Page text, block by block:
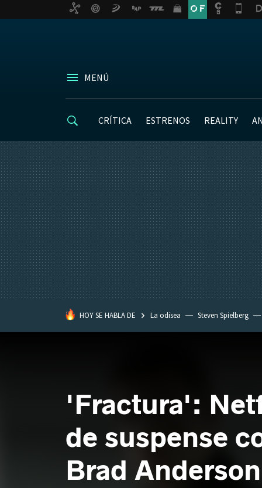
MENÚ
CRÍTICA ESTRENOS REALITY
HOY SE HABLA DE La odisea Steven Spielberg
'Fractura':
de suspense
Brad Anderson